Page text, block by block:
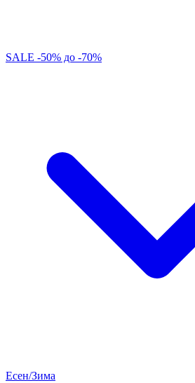
SALE -50% до -70%
Есен/Зима